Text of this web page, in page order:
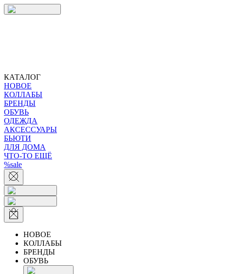
КАТАЛОГ
НОВОЕ
КОЛЛАБЫ
БРЕНДЫ
ОБУВЬ
ОДЕЖДА
АКСЕССУАРЫ
БЬЮТИ
ДЛЯ ДОМА
ЧТО-ТО ЕЩЁ
%sale
НОВОЕ
КОЛЛАБЫ
БРЕНДЫ
ОБУВЬ